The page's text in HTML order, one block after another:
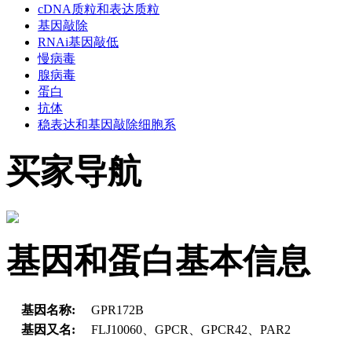
cDNA质粒和表达质粒
基因敲除
RNAi基因敲低
慢病毒
腺病毒
蛋白
抗体
稳表达和基因敲除细胞系
买家导航
基因和蛋白基本信息
基因名称:
GPR172B
基因又名:
FLJ10060、GPCR、GPCR42、PAR2